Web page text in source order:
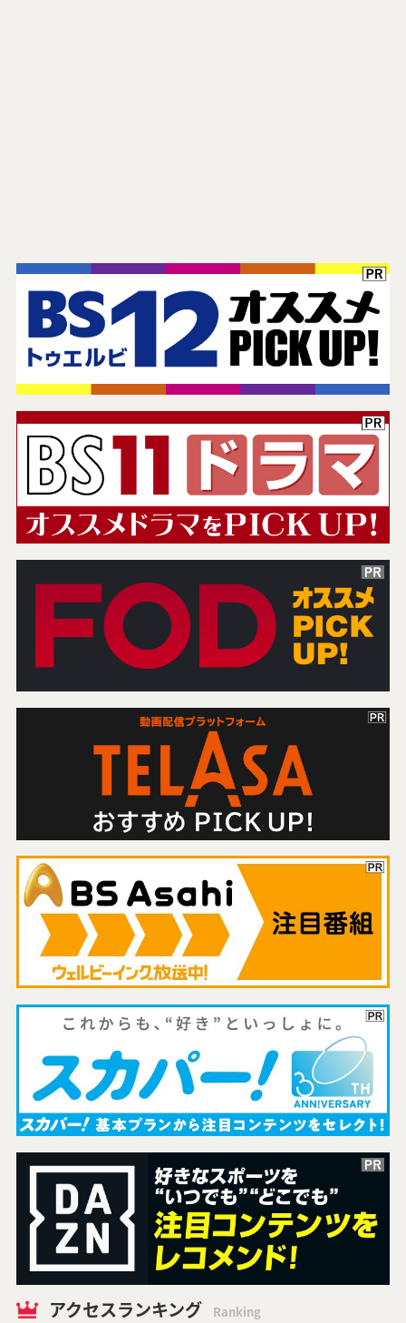
アクセスランキング Ranking